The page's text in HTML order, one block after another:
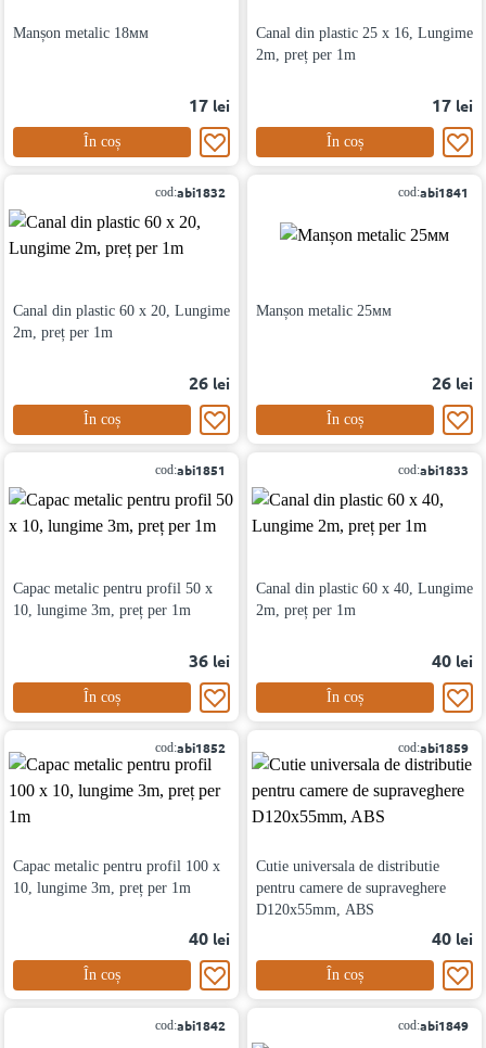
Manșon metalic 18мм
17 lei
În coș
Canal din plastic 25 х 16, Lungime
2m, preț per 1m
17 lei
În coș
cod:abi1832
Canal din plastic 60 x 20, Lungime
2m, preț per 1m
26 lei
În coș
cod:abi1841
Manșon metalic 25мм
26 lei
În coș
cod:abi1851
Capac metalic pentru profil 50 x
10, lungime 3m, preț per 1m
36 lei
În coș
cod:abi1833
Canal din plastic 60 х 40, Lungime
2m, preț per 1m
40 lei
În coș
cod:abi1852
Capac metalic pentru profil 100 x
10, lungime 3m, preț per 1m
40 lei
În coș
cod:abi1859
Cutie universala de distributie
pentru camere de supraveghere
D120x55mm, ABS
40 lei
În coș
cod:abi1842 cod:abi1849